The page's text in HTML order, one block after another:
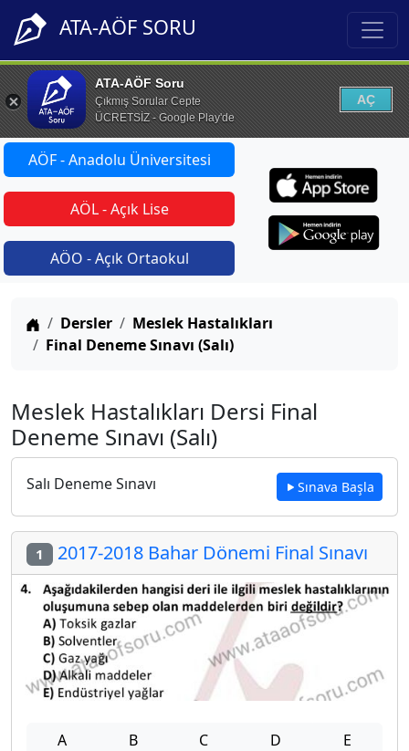
ATA-AÖF SORU
ATA-AÖF Soru
Çıkmış Sorular Cepte
ÜCRETSİZ - Google Play'de
AÇ
AÖF - Anadolu Üniversitesi
AÖL - Açık Lise
AÖO - Açık Ortaokul
Anasayfa
Dersler
Meslek Hastalıkları
Final Deneme Sınavı (Salı)
Meslek Hastalıkları Dersi Final
Deneme Sınavı (Salı)
Salı Deneme Sınavı Sınava Başla
1 2017-2018 Bahar Dönemi Final Sınavı
A B C D E